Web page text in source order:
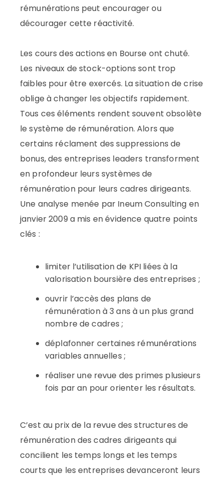
rémunérations peut encourager ou
décourager cette réactivité.
Les cours des actions en Bourse ont chuté.
Les niveaux de stock-options sont trop
faibles pour être exercés. La situation de crise
oblige à changer les objectifs rapidement.
Tous ces éléments rendent souvent obsolète
le système de rémunération. Alors que
certains réclament des suppressions de
bonus, des entreprises leaders transforment
en profondeur leurs systèmes de
rémunération pour leurs cadres dirigeants.
Une analyse menée par Ineum Consulting en
janvier 2009 a mis en évidence quatre points
clés :
limiter l’utilisation de KPI liées à la
valorisation boursière des entreprises ;
ouvrir l’accès des plans de
rémunération à 3 ans à un plus grand
nombre de cadres ;
déplafonner certaines rémunérations
variables annuelles ;
réaliser une revue des primes plusieurs
fois par an pour orienter les résultats.
C’est au prix de la revue des structures de
rémunération des cadres dirigeants qui
concilient les temps longs et les temps
courts que les entreprises devanceront leurs